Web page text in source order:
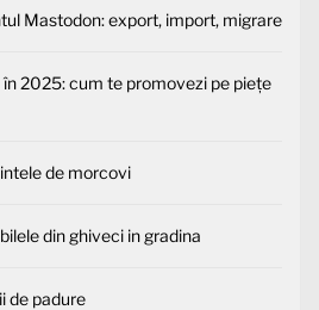
Mastodon: export, import, migrare
2025: cum te promovezi pe piețe
de morcovi
din ghiveci in gradina
de padure